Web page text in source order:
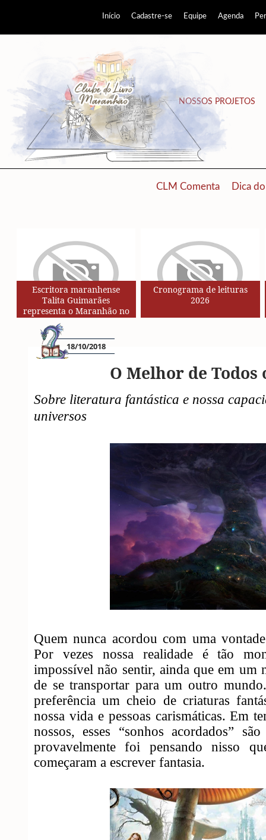
Início Cadastre-se Equipe Agenda
NOSSOS PROJETOS
CLM Comenta Dica
Escritora maranhense
Talita Guimarães
representa o Maranhão no
Circuito de Autores da Rede
SESC de Leituras
Cronograma de leituras
2026
18/10/2018
O Melhor de Todos
Sobre literatura fantástica e nossa
universos
Quem nunca acordou com uma
Por vezes nossa realidade é tão
impossível não sentir, ainda que em um
de se transportar para um outro
preferência um cheio de criaturas
nossa vida e pessoas carismáticas. Em
nossos, esses “sonhos acordados”
provavelmente foi pensando nisso
começaram a escrever fantasia.